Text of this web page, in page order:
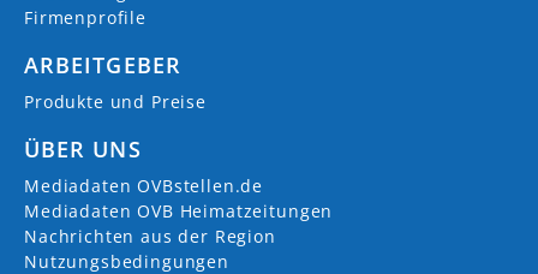
Firmenprofile
ARBEITGEBER
Produkte und Preise
ÜBER UNS
Mediadaten OVBstellen.de
Mediadaten OVB Heimatzeitungen
Nachrichten aus der Region
Nutzungsbedingungen